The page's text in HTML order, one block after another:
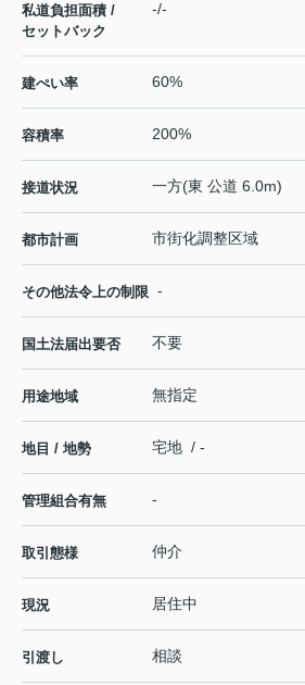
私道負担面積 /
セットバック
-/-
建ぺい率 60%
容積率 200%
接道状況 一方(東 公道 6.0m)
都市計画 市街化調整区域
その他法令上の制限 -
国土法届出要否 不要
用途地域 無指定
地目 / 地勢 宅地 / -
管理組合有無 -
取引態様 仲介
現況 居住中
引渡し 相談